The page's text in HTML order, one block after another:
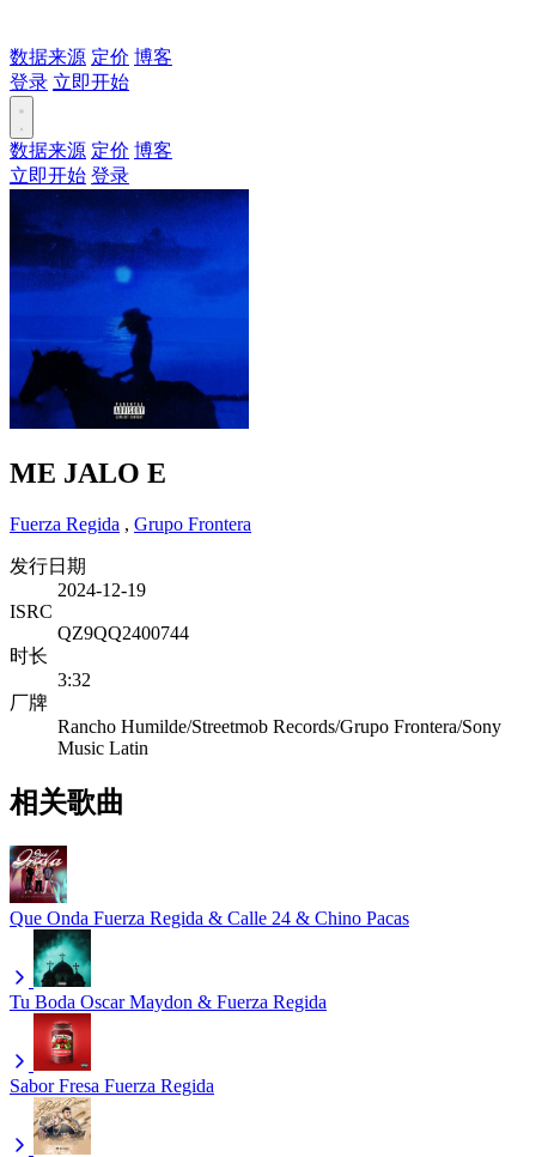
数据来源 定价 博客
登录 立即开始
数据来源 定价 博客
立即开始 登录
ME JALO E
Fuerza Regida , Grupo Frontera
发行日期
2024-12-19
ISRC
QZ9QQ2400744
时长
3:32
厂牌
Rancho Humilde/Streetmob Records/Grupo Frontera/Sony
Music Latin
相关歌曲
Que Onda Fuerza Regida & Calle 24 & Chino Pacas
Tu Boda Oscar Maydon & Fuerza Regida
Sabor Fresa Fuerza Regida